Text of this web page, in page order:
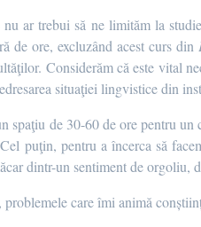
nu ar trebui să ne limităm la
de ore, excluzând acest curs din
Considerăm că este vital
situaţiei lingvistice din
spaţiu de 30-60 de ore pentru
puţin, pentru a încerca să
dintr-un sentiment de orgoliu,
care îmi animă